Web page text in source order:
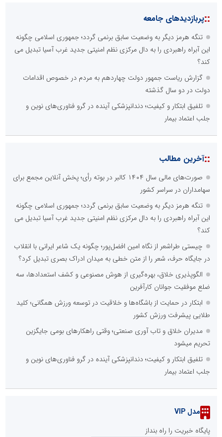
::پربازدیدهای جامعه
تنگه هرمز دیگر به وضعیت سابق برنمی گردد؛ جمهوری اسلامی چگونه
این آبراه راهبردی را به دال مرکزی نظم امنیتی جدید غرب آسیا تبدیل می
کند؟
گزارش ریاست جمهور دولت چهاردهم به مردم در خصوص اقدامات
دولت در دو سال گذشته
تلفیق ابتکار و کیفیت؛ دندانپزشکی آینده در گرو فناوری‌های نوین و
جلب اعتماد بیمار
::آخرین مطالب
صورت‌های مالی سال ۱۴۰۴ کالبر در بوته رأی؛ پخش آنلاین مجمع برای
سهامداران در سراسر کشور
تنگه هرمز دیگر به وضعیت سابق برنمی گردد؛ جمهوری اسلامی چگونه
این آبراه راهبردی را به دال مرکزی نظم امنیتی جدید غرب آسیا تبدیل می
کند؟
چیستی طراشعر از نگاه امین افضل‌پور؛ چگونه یک شاعر ایرانی با انقلاب
در جایگاه حرف، شعر را از متن خطی به میدان ادراک بصری تبدیل کرد؟
الگوپذیری خلاق، بهره‌گیری از هوش مصنوعی و کشف استعدادها، سه
ضلع موفقیت جوانان کارآفرین
ابتکار در حمایت از باشگاه‌ها و خلاقیت در توسعه ورزش همگانی؛ کلید
طلایی پیشرفت ورزش کشور
مدیران خلاق و تاب آوری صنعتی؛ وقتی راهکارهای بومی جایگزین
تحریم میشود
تلفیق ابتکار و کیفیت؛ دندانپزشکی آینده در گرو فناوری‌های نوین و
جلب اعتماد بیمار
مدل VIP
پایگاه خبریت را راه بنداز